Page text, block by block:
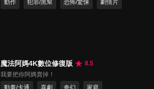
動作
犯罪/黑幫 恐怖/驚悚 劇情片
魔法阿媽4K數位修復版
8.5
我要把你阿媽賣掉！
動畫/卡通
喜劇 奇幻 家庭